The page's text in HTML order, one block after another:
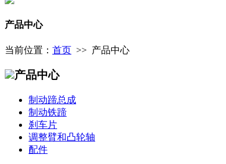
产品中心
当前位置： 首页 >> 产品中心
产品中心
制动蹄总成
制动铁蹄
刹车片
调整臂和凸轮轴
配件